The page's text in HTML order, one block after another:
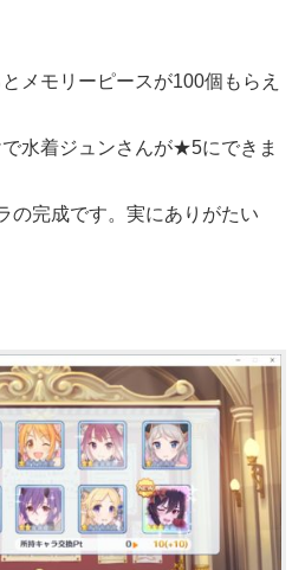
メモリーピースが100個もらえ
水着ジュンさんが★5にできま
完成です。実にありがたい